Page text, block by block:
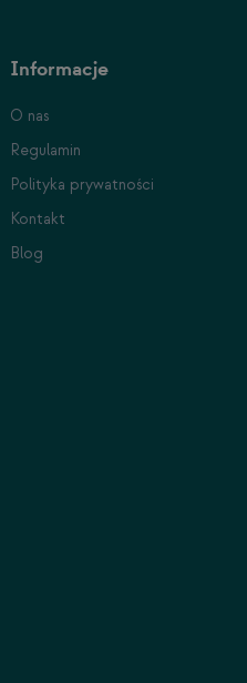
Informacje
O nas
Regulamin
Polityka prywatności
Kontakt
Blog